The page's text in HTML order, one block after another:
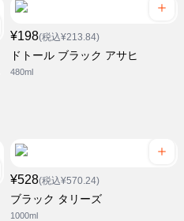
¥198(税込¥213.84)
ドトール ブラック アサヒ
480ml
¥528(税込¥570.24)
ブラック タリーズ
1000ml